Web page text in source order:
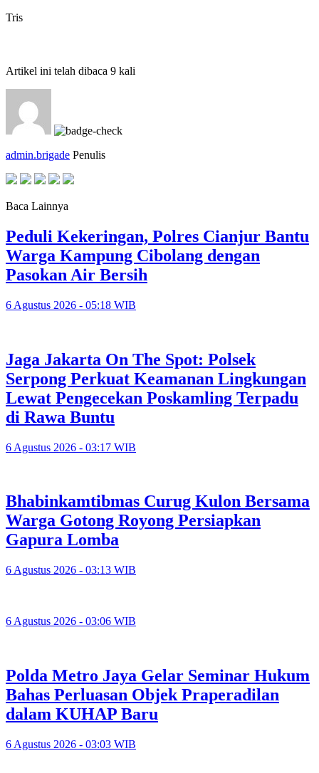
Tris
Artikel ini telah dibaca 9 kali
admin.brigade Penulis
Baca Lainnya
Peduli Kekeringan, Polres Cianjur Bantu
Warga Kampung Cibolang dengan
Pasokan Air Bersih
6 Agustus 2026 - 05:18 WIB
Jaga Jakarta On The Spot: Polsek
Serpong Perkuat Keamanan Lingkungan
Lewat Pengecekan Poskamling Terpadu
di Rawa Buntu
6 Agustus 2026 - 03:17 WIB
Bhabinkamtibmas Curug Kulon Bersama
Warga Gotong Royong Persiapkan
Gapura Lomba
6 Agustus 2026 - 03:13 WIB
6 Agustus 2026 - 03:06 WIB
Polda Metro Jaya Gelar Seminar Hukum
Bahas Perluasan Objek Praperadilan
dalam KUHAP Baru
6 Agustus 2026 - 03:03 WIB